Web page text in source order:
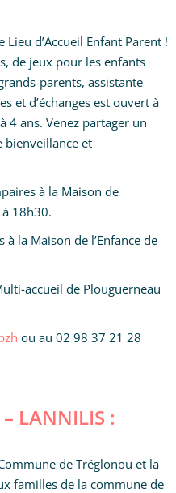
Lieu d’Accueil Enfant Parent !
de jeux pour les enfants
parents, assistante
et d’échanges est ouvert à
4 ans. Venez partager un
bienveillance et
à la Maison de
à 18h30.
la Maison de l’Enfance de
accueil de Plouguerneau
ou au 02 98 37 21 28
– LANNILIS :
de Tréglonou et la
familles de la commune de